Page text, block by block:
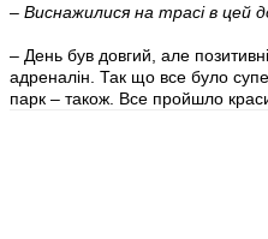
– Виснажилися на трасі в цей
– День був довгий, але
адреналін. Так що все було
парк – також. Все пройшло